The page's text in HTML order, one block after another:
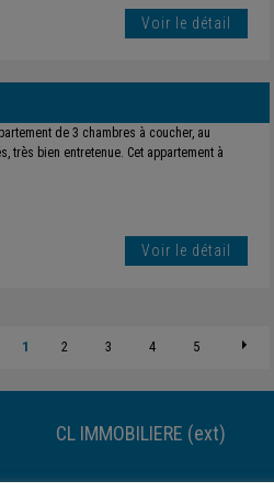
Voir le détail
de 3 chambres à coucher, au
très bien entretenue. Cet appartement à
Voir le détail
1 2 3 4 5
CL IMMOBILIERE (ext)